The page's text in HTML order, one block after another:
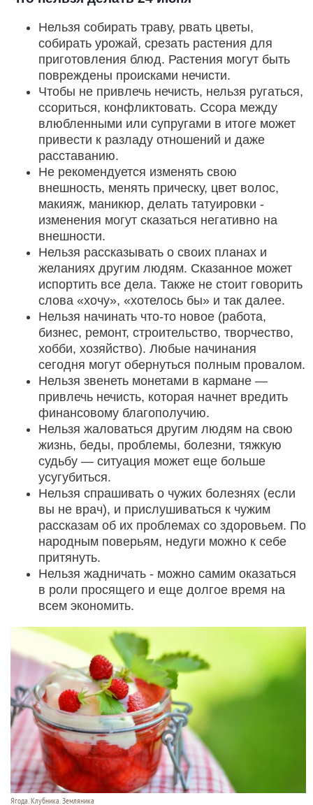
Нельзя собирать траву, рвать цветы,
собирать урожай, срезать растения для
приготовления блюд. Растения могут быть
повреждены происками нечисти.
Чтобы не привлечь нечисть, нельзя ругаться,
ссориться, конфликтовать. Ссора между
влюбленными или супругами в итоге может
привести к разладу отношений и даже
расставанию.
Не рекомендуется изменять свою
внешность, менять прическу, цвет волос,
макияж, маникюр, делать татуировки -
изменения могут сказаться негативно на
внешности.
Нельзя рассказывать о своих планах и
желаниях другим людям. Сказанное может
испортить все дела. Также не стоит говорить
слова «хочу», «хотелось бы» и так далее.
Нельзя начинать что-то новое (работа,
бизнес, ремонт, строительство, творчество,
хобби, хозяйство). Любые начинания
сегодня могут обернуться полным провалом.
Нельзя звенеть монетами в кармане —
привлечь нечисть, которая начнет вредить
финансовому благополучию.
Нельзя жаловаться другим людям на свою
жизнь, беды, проблемы, болезни, тяжкую
судьбу — ситуация может еще больше
усугубиться.
Нельзя спрашивать о чужих болезнях (если
вы не врач), и прислушиваться к чужим
рассказам об их проблемах со здоровьем. По
народным поверьям, недуги можно к себе
притянуть.
Нельзя жадничать - можно самим оказаться
в роли просящего и еще долгое время на
всем экономить.
Ягода. Клубника. Земляника